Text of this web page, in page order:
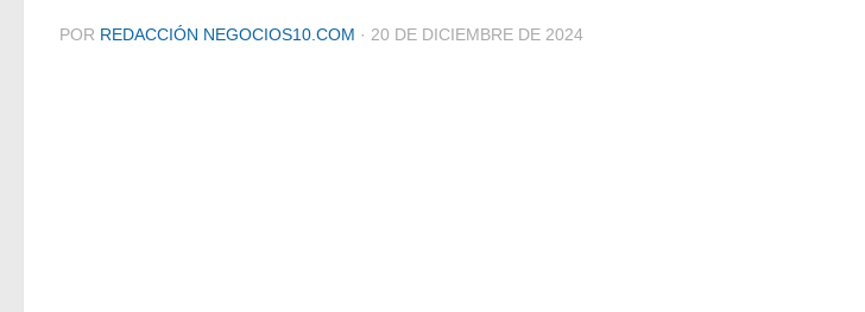
POR REDACCIÓN NEGOCIOS10.COM · 20 DE DICIEMBRE DE 2024